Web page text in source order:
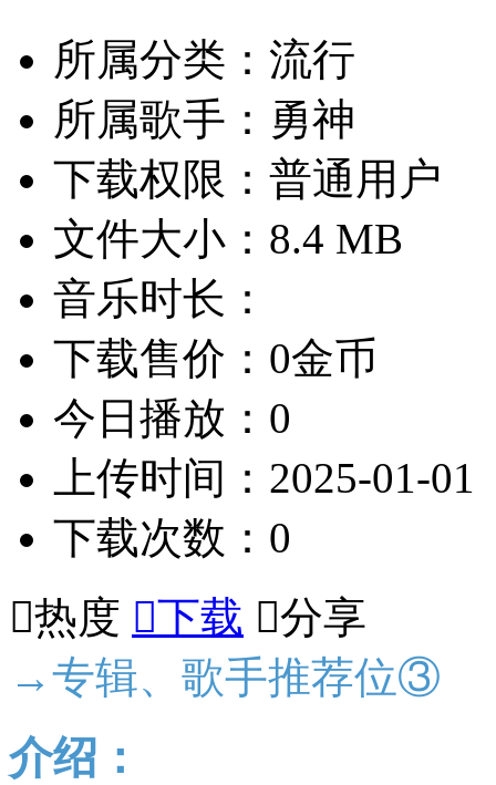
所属分类：流行
所属歌手：勇神
下载权限：普通用户
文件大小：8.4 MB
音乐时长：
下载售价：0金币
今日播放：0
上传时间：2025-01-01
下载次数：0
热度 下载 分享
→专辑、歌手推荐位③
介绍：